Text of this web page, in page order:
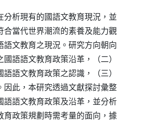
析現有的國語文教育現況，並
合當代世界潮流的素養及能力觀
語文教育之現況。研究方向朝向
國語語文教育政策沿革，（二）
語文教育政策之認識，（三）
因此，本研究透過文獻探討彙整
語語文教育政策及沿革，並分析
育政策規劃時需考量的面向，據